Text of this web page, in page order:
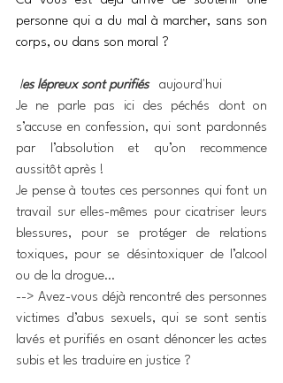
personne qui a du mal à marcher, sans son
corps, ou dans son moral ?
les lépreux sont purifiés aujourd'hui
Je ne parle pas ici des péchés dont on
s’accuse en confession, qui sont pardonnés
par l’absolution et qu’on recommence
aussitôt après !
Je pense à toutes ces personnes qui font un
travail sur elles-mêmes pour cicatriser leurs
blessures, pour se protéger de relations
toxiques, pour se désintoxiquer de l’alcool
ou de la drogue…
--> Avez-vous déjà rencontré des personnes
victimes d’abus sexuels, qui se sont sentis
lavés et purifiés en osant dénoncer les actes
subis et les traduire en justice ?